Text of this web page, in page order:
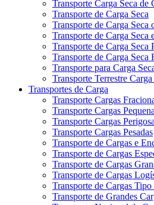
Transporte Carga Seca de
Transporte de Carga Seca
Transporte de Carga Seca
Transporte de Carga Seca
Transporte de Carga Seca
Transporte de Carga Seca
Transporte para Carga
Transporte Terrestre Carga
Transportes de Carga
Transporte Cargas
Transporte Cargas
Transporte Cargas
Transporte Cargas Pesadas
Transporte de Cargas e
Transporte de Cargas
Transporte de Cargas
Transporte de Cargas
Transporte de Cargas
Transporte de Grandes